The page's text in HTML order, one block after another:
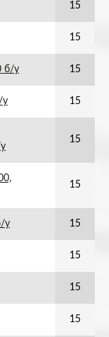
15
15
б/у 15
у 15
15
15
у 15
15
15
15